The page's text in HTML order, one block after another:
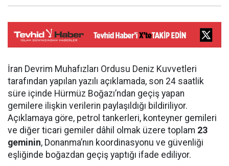
İran Devrim Muhafızları Ordusu Deniz Kuvvetleri
tarafından yapılan yazılı açıklamada, son 24 saatlik
süre içinde Hürmüz Boğazı’ndan geçiş yapan
gemilere ilişkin verilerin paylaşıldığı bildiriliyor.
Açıklamaya göre, petrol tankerleri, konteyner gemileri
ve diğer ticari gemiler dâhil olmak üzere toplam 23
geminin, Donanma’nın koordinasyonu ve güvenliği
eşliğinde boğazdan geçiş yaptığı ifade ediliyor.